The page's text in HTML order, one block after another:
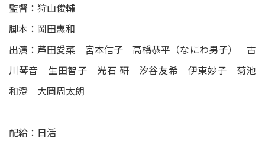
監督：狩山俊輔
脚本：岡田惠和
出演：芦田愛菜 宮本信子 高橋恭平（なにわ男子） 古
川琴音 生田智子 光石 研 汐谷友希 伊東妙子 菊池
和澄 大岡周太朗
配給：日活